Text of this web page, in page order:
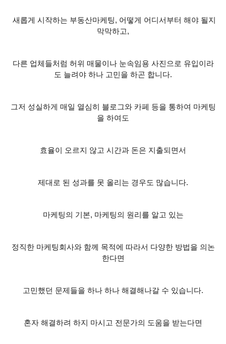
새롭게 시작하는 부동산마케팅, 어떻게 어디서부터 해야 될지
막막하고,
다른 업체들처럼 허위 매물이나 눈속임용 사진으로 유입이라
도 늘려야 하나 고민을 하곤 합니다.
그저 성실하게 매일 열심히 블로그와 카페 등을 통하여 마케팅
을 하여도
효율이 오르지 않고 시간과 돈은 지출되면서
제대로 된 성과를 못 올리는 경우도 많습니다.
마케팅의 기본, 마케팅의 원리를 알고 있는
정직한 마케팅회사와 함께 목적에 따라서 다양한 방법을 의논
한다면
고민했던 문제들을 하나 하나 해결해나갈 수 있습니다.
혼자 해결하려 하지 마시고 전문가의 도움을 받는다면